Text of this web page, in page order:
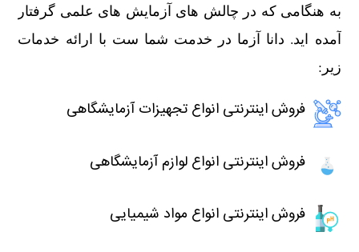
به هنگامی که در چالش های آزمایش های علمی گرفتار
آمده اید. دانا آزما در خدمت شما ست با ارائه خدمات
زیر:
فروش اینترنتی انواع تجهیزات آزمایشگاهی
فروش اینترنتی انواع لوازم آزمایشگاهی
فروش اینترنتی انواع مواد شیمیایی